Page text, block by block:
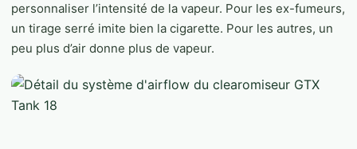
personnaliser l’intensité de la vapeur. Pour les ex-fumeurs,
un tirage serré imite bien la cigarette. Pour les autres, un
peu plus d’air donne plus de vapeur.